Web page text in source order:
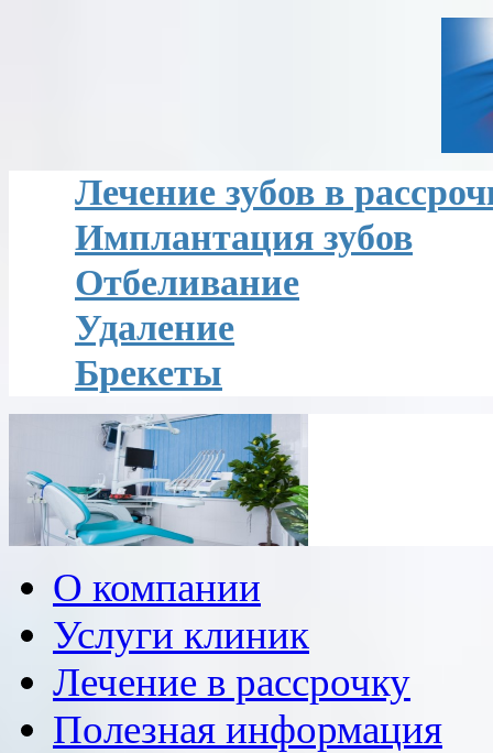
Лечение зубов в
Имплантация зубов
Отбеливание
Удаление
Брекеты
О компании
Услуги клиник
Лечение в рассрочку
Полезная информация